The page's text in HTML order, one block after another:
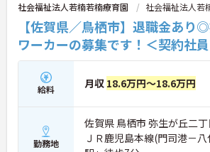
社会福祉法人若楠若楠療育園 社会福祉法人若
【佐賀県／鳥栖市】退職金あり
ワーカーの募集です！＜契約社
給料 月収 18.6万円～18.6万円
勤務地
佐賀県 鳥栖市 弥生が丘二
ＪＲ鹿児島本線(門司港－